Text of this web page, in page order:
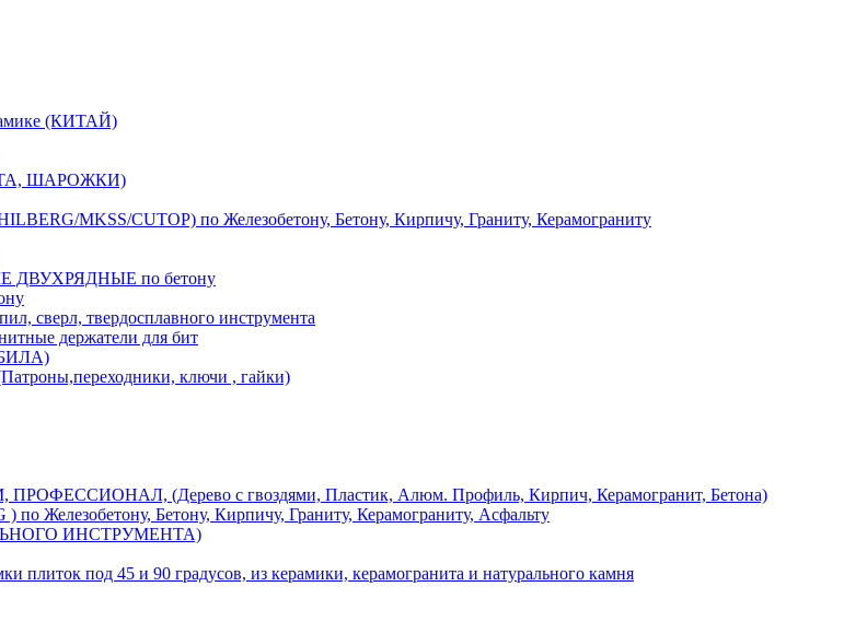
(КИТАЙ)
ШАРОЖКИ)
CUTOP) по Железобетону, Бетону, Кирпичу, Граниту, Керамограниту
по бетону
твердосплавного инструмента
держатели для бит
ключи , гайки)
(Дерево с гвоздями, Пластик, Алюм. Профиль, Кирпич, Керамогранит, Бетона)
Бетону, Кирпичу, Граниту, Керамограниту, Асфальту
ИНСТРУМЕНТА)
под 45 и 90 градусов, из керамики, керамогранита и натурального камня